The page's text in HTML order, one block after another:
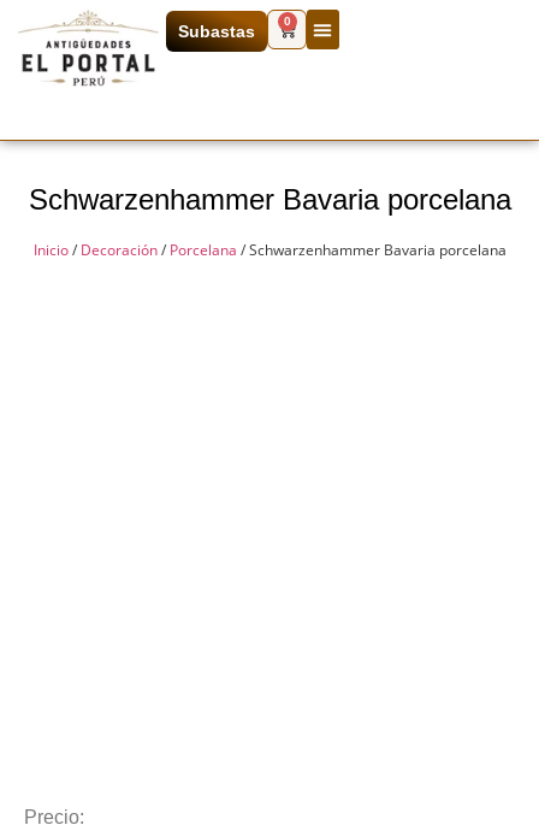
Subastas
0
Schwarzenhammer Bavaria porcelana
Inicio/ Decoración/ Porcelana / Schwarzenhammer Bavaria porcelana
Precio: